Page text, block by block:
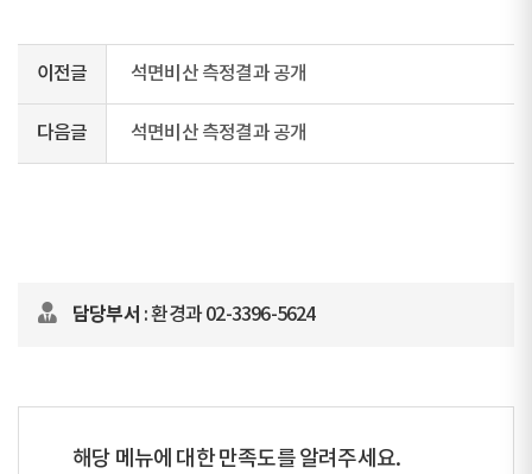
이전글 석면비산 측정결과 공개
다음글 석면비산 측정결과 공개
담당부서 : 환경과 02-3396-5624
해당 메뉴에 대한 만족도를 알려주세요.